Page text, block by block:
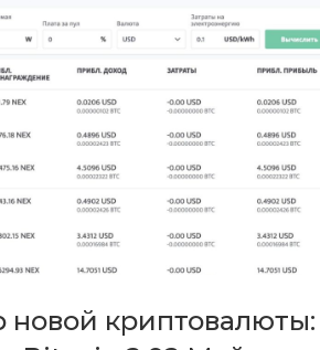
новой криптовалюты: